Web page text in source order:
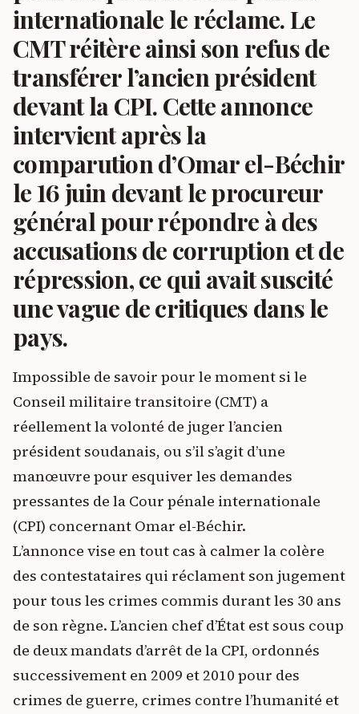
internationale le réclame. Le
CMT réitère ainsi son refus de
transférer l’ancien président
devant la CPI. Cette annonce
intervient après la
comparution d’Omar el-Béchir
le 16 juin devant le procureur
général pour répondre à des
accusations de corruption et de
répression, ce qui avait suscité
une vague de critiques dans le
pays.
Impossible de savoir pour le moment si le
Conseil militaire transitoire (CMT) a
réellement la volonté de juger l’ancien
président soudanais, ou s’il s’agit d’une
manœuvre pour esquiver les demandes
pressantes de la Cour pénale internationale
(CPI) concernant Omar el-Béchir.
L’annonce vise en tout cas à calmer la colère
des contestataires qui réclament son jugement
pour tous les crimes commis durant les 30 ans
de son règne. L’ancien chef d’État est sous coup
de deux mandats d’arrêt de la CPI, ordonnés
successivement en 2009 et 2010 pour des
crimes de guerre, crimes contre l’humanité et